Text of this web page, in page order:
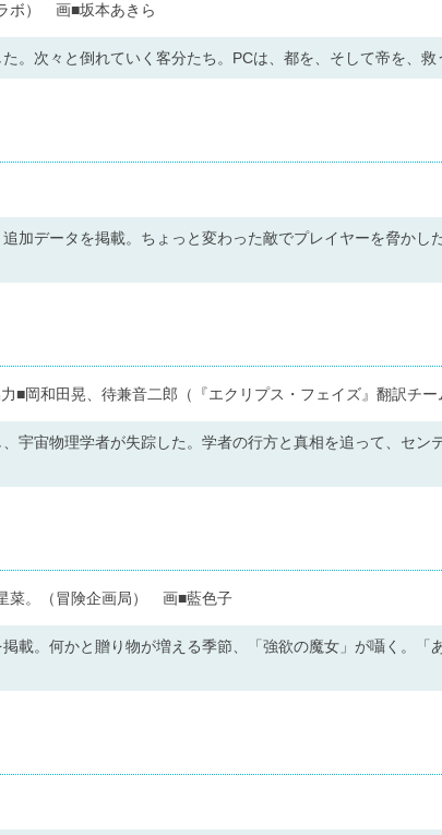
ボ） 画■坂本あきら
。次々と倒れていく客分たち。PCは、都を、そして帝を、救
加データを掲載。ちょっと変わった敵でプレイヤーを脅かし
岡和田晃、待兼音二郎（『エクリプス・フェイズ』翻訳チー
宇宙物理学者が失踪した。学者の行方と真相を追って、セン
菜。（冒険企画局） 画■藍色子
載。何かと贈り物が増える季節、「強欲の魔女」が囁く。「